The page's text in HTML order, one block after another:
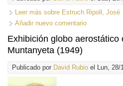
Leer más sobre Estruch Ripoll, José
Añadir nuevo comentario
Exhibición globo aerostático
Muntanyeta (1949)
Publicado por David Rubio el Lun, 28/